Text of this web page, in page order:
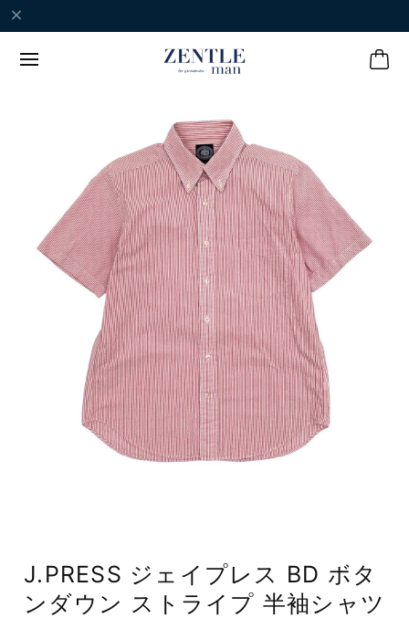
J.PRESS ジェイプレス BD ボタ
ンダウン ストライプ 半袖シャツ